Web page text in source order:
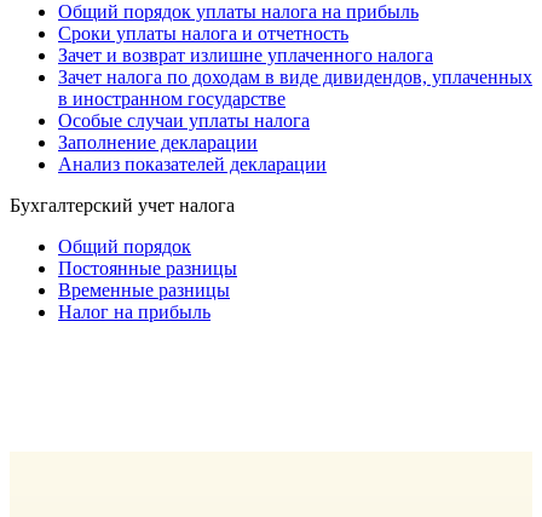
Общий порядок уплаты налога на прибыль
Сроки уплаты налога и отчетность
Зачет и возврат излишне уплаченного налога
Зачет налога по доходам в виде дивидендов, уплаченных
в иностранном государстве
Особые случаи уплаты налога
Заполнение декларации
Анализ показателей декларации
Бухгалтерский учет налога
Общий порядок
Постоянные разницы
Временные разницы
Налог на прибыль